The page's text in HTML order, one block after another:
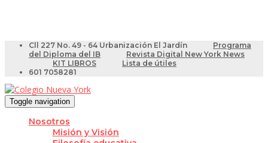
Cll 227 No. 49 - 64 Urbanización El Jardín
Programa
del Diploma del IB
Revista Digital New York News
KIT LIBROS
Lista de útiles
601 7058281
Toggle navigation
Nosotros
Misión y Visión